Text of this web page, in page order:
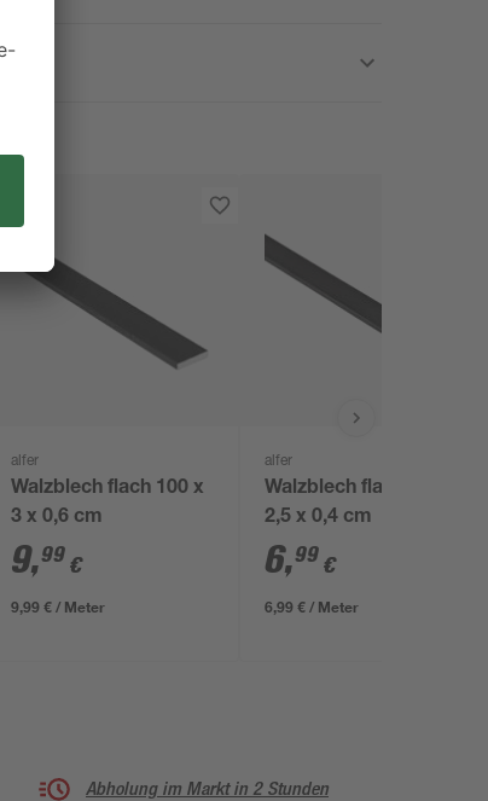
alfer
Walzblech flach 100 x
3 x 0,6 cm
9,99 €
9,99 € / Meter
alfer
Walzblech flach 100 x
2,5 x 0,4 cm
6,99 €
6,99 € / Meter
Abholung im Markt in 2 Stunden